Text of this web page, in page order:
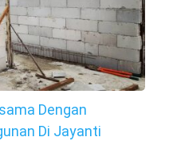
Dengan
Di Jayanti